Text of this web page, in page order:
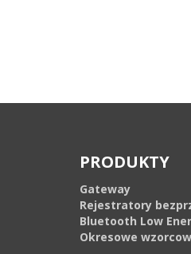
PRODUKTY
Gateway
Rejestratory
Bluetooth Low
Okresowe